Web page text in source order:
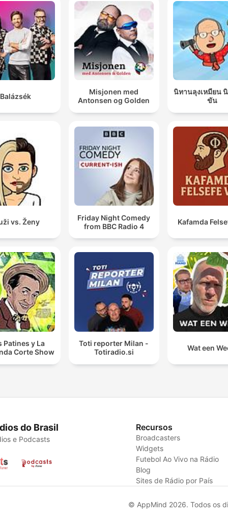
Balázsék
Misjonen med
Antonsen og Golden
นิทานลุงเหมียน
ขัน
vs. Ženy
Friday Night Comedy
from BBC Radio 4
Kafamda
Patines y La
Corte Show
Toti reporter Milan -
Totiradio.si
Wat een
do Brasil
e Podcasts
Recursos
Broadcasters
Widgets
Futebol Ao Vivo na Rádio
Blog
Sites de Rádio por País
© AppMind 2026. Todos os